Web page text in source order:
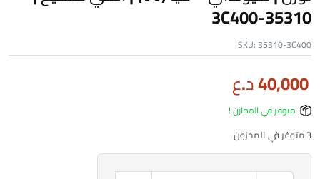
35310-3C400
SKU:35310-3C400
40,000د.ع
متوفر في المخازن !
3 متوفر في المخزون